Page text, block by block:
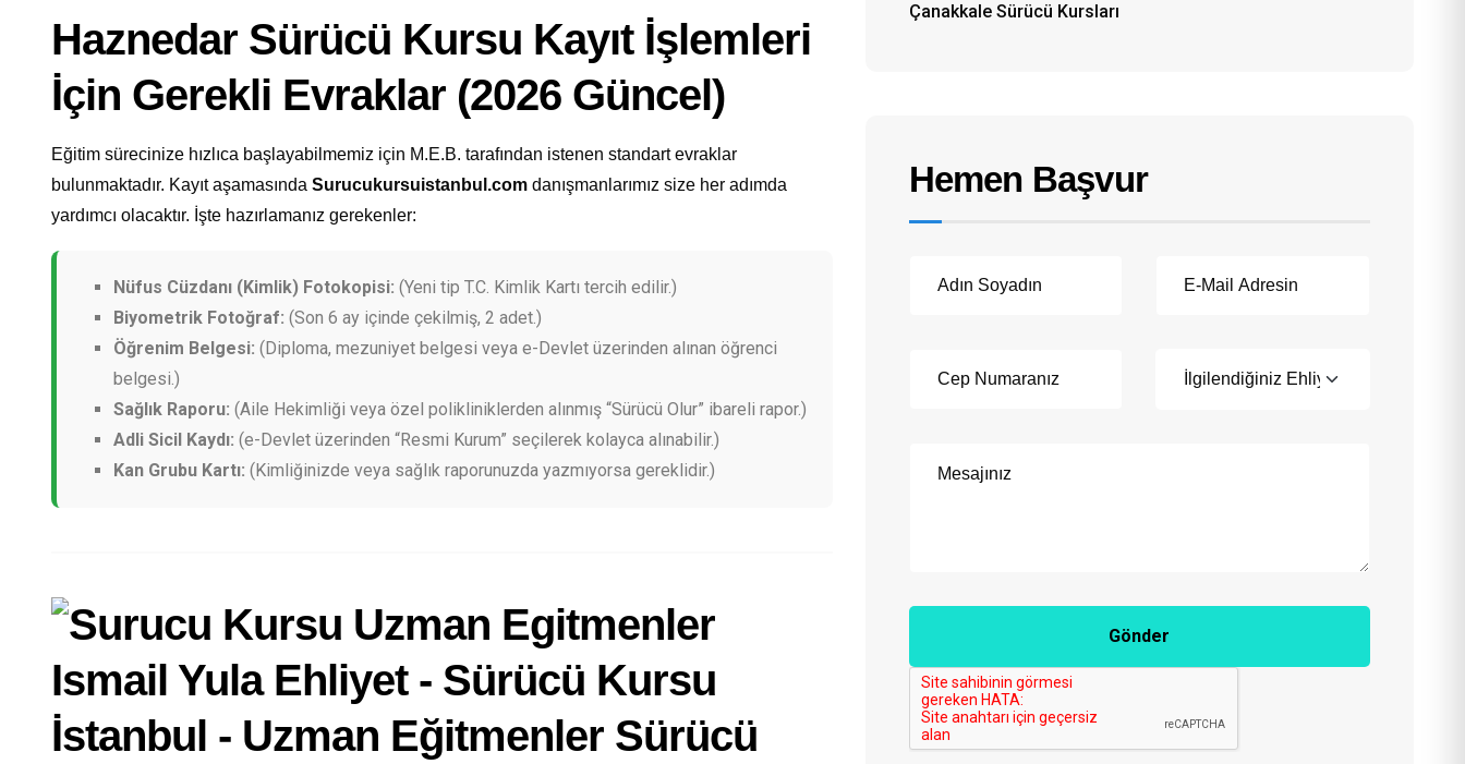
Haznedar Sürücü Kursu Kayıt İşlemleri
İçin Gerekli Evraklar (2026 Güncel)
Eğitim sürecinize hızlıca başlayabilmemiz için M.E.B. tarafından istenen standart evraklar
bulunmaktadır. Kayıt aşamasında Surucukursuistanbul.com danışmanlarımız size her adımda
yardımcı olacaktır. İşte hazırlamanız gerekenler:
Nüfus Cüzdanı (Kimlik) Fotokopisi: (Yeni tip T.C. Kimlik Kartı tercih edilir.)
Biyometrik Fotoğraf: (Son 6 ay içinde çekilmiş, 2 adet.)
Öğrenim Belgesi: (Diploma, mezuniyet belgesi veya e-Devlet üzerinden alınan öğrenci
belgesi.)
Sağlık Raporu: (Aile Hekimliği veya özel polikliniklerden alınmış “Sürücü Olur” ibareli rapor.)
Adli Sicil Kaydı: (e-Devlet üzerinden “Resmi Kurum” seçilerek kolayca alınabilir.)
Kan Grubu Kartı: (Kimliğinizde veya sağlık raporunuzda yazmıyorsa gereklidir.)
Çanakkale Sürücü Kursları
Hemen Başvur
Gönder